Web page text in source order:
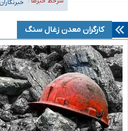
هیچ پرستاری بازداشت
ثبت‌نام بخش عمده
کارگران معدن زغال سنگ